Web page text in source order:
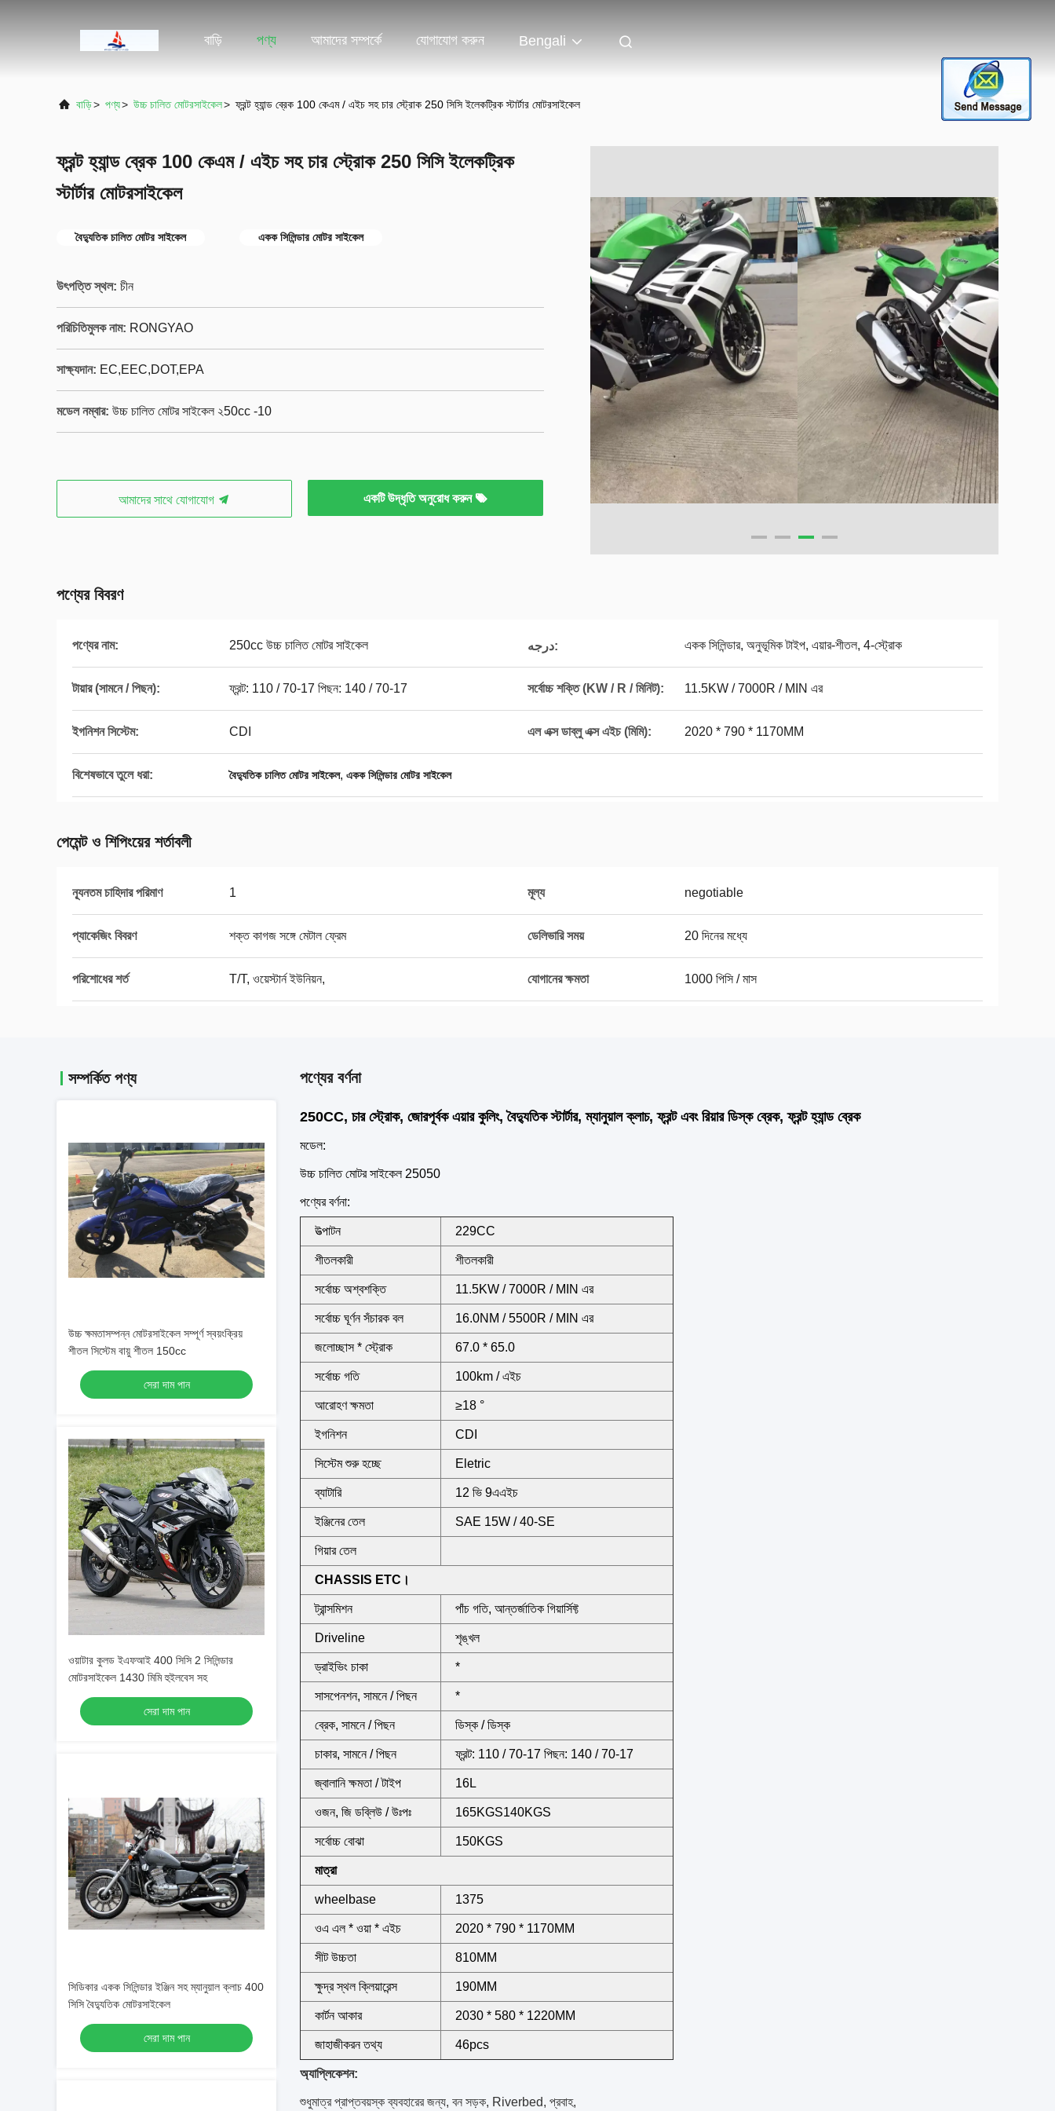
বাড়ি পণ্য আমাদের সম্পর্কে যোগাযোগ করুন Bengali
বাড়ি> পণ্য> উচ্চ চালিত মোটরসাইকেল> ফ্রন্ট হ্যান্ড ব্রেক 100 কেএম / এইচ সহ চার স্ট্রোক 250 সিসি ইলেকট্রিক স্টার্টার মোটরসাইকেল
ফ্রন্ট হ্যান্ড ব্রেক 100 কেএম / এইচ সহ চার স্ট্রোক 250 সিসি ইলেকট্রিক
স্টার্টার মোটরসাইকেল
বৈদ্যুতিক চালিত মোটর সাইকেল একক সিলিন্ডার মোটর সাইকেল
উৎপত্তি স্থল: চীন
পরিচিতিমুলক নাম: RONGYAO
সাক্ষ্যদান: EC,EEC,DOT,EPA
মডেল নম্বার: উচ্চ চালিত মোটর সাইকেল ২50cc -10
আমাদের সাথে যোগাযোগ একটি উদ্ধৃতি অনুরোধ করুন
পণ্যের বিবরণ
পণ্যের নাম: 250cc উচ্চ চালিত মোটর সাইকেল درجه: একক সিলিন্ডার, অনুভূমিক টাইপ, এয়ার-শীতল, 4-স্ট্রোক
টায়ার (সামনে / পিছন): ফ্রন্ট: 110 / 70-17 পিছন: 140 / 70-17 সর্বোচ্চ শক্তি (KW / R / মিনিট): 11.5KW / 7000R / MIN এর
ইগনিশন সিস্টেম: CDI এল এক্স ডাব্লু এক্স এইচ (মিমি): 2020 * 790 * 1170MM
বিশেষভাবে তুলে ধরা: বৈদ্যুতিক চালিত মোটর সাইকেল, একক সিলিন্ডার মোটর সাইকেল
পেমেন্ট ও শিপিংয়ের শর্তাবলী
ন্যূনতম চাহিদার পরিমাণ 1 মূল্য negotiable
প্যাকেজিং বিবরণ শক্ত কাগজ সঙ্গে মেটাল ফ্রেম ডেলিভারি সময় 20 দিনের মধ্যে
পরিশোধের শর্ত T/T, ওয়েস্টার্ন ইউনিয়ন, যোগানের ক্ষমতা 1000 পিসি / মাস
সম্পর্কিত পণ্য
উচ্চ ক্ষমতাসম্পন্ন মোটরসাইকেল সম্পূর্ণ স্বয়ংক্রিয়
শীতল সিস্টেম বায়ু শীতল 150cc
সেরা দাম পান
ওয়াটার কুলড ইএফআই 400 সিসি 2 সিলিন্ডার
মোটরসাইকেল 1430 মিমি হুইলবেস সহ
সেরা দাম পান
সিডিকার একক সিলিন্ডার ইঞ্জিন সহ ম্যানুয়াল ক্লাচ 400
সিসি বৈদ্যুতিক মোটরসাইকেল
সেরা দাম পান
পণ্যের বর্ণনা
250CC, চার স্ট্রোক, জোরপূর্বক এয়ার কুলিং, বৈদ্যুতিক স্টার্টার, ম্যানুয়াল ক্লাচ, ফ্রন্ট এবং রিয়ার ডিস্ক ব্রেক, ফ্রন্ট হ্যান্ড ব্রেক
মডেল:
উচ্চ চালিত মোটর সাইকেল 25050
পণ্যের বর্ণনা:
উত্পাটন 229CC
শীতলকারী শীতলকারী
সর্বোচ্চ অশ্বশক্তি 11.5KW / 7000R / MIN এর
সর্বোচ্চ ঘূর্ণন সঁচারক বল 16.0NM / 5500R / MIN এর
জলোচ্ছাস * স্ট্রোক 67.0 * 65.0
সর্বোচ্চ গতি 100km / এইচ
আরোহণ ক্ষমতা ≥18 °
ইগনিশন CDI
সিস্টেম শুরু হচ্ছে Eletric
ব্যাটারি 12 ভি 9এএইচ
ইঞ্জিনের তেল SAE 15W / 40-SE
গিয়ার তেল
CHASSIS ETC।
ট্রান্সমিশন পাঁচ গতি, আন্তর্জাতিক গিয়ার্সিফ্ট
Driveline শৃঙ্খল
ড্রাইভিং চাকা *
সাসপেনশন, সামনে / পিছন *
ব্রেক, সামনে / পিছন ডিস্ক / ডিস্ক
চাকার, সামনে / পিছন ফ্রন্ট: 110 / 70-17 পিছন: 140 / 70-17
জ্বালানি ক্ষমতা / টাইপ 16L
ওজন, জি ডব্লিউ / উঃপঃ 165KGS140KGS
সর্বোচ্চ বোঝা 150KGS
মাত্রা
wheelbase 1375
ওএ এল * ওয়া * এইচ 2020 * 790 * 1170MM
সীট উচ্চতা 810MM
ক্ষুদ্র স্থল ক্লিয়ারেন্স 190MM
কার্টন আকার 2030 * 580 * 1220MM
জাহাজীকরন তথ্য 46pcs
অ্যাপ্লিকেশন:
শুধুমাত্র প্রাপ্তবয়স্ক ব্যবহারের জন্য, বন সড়ক, Riverbed, প্রবাহ,